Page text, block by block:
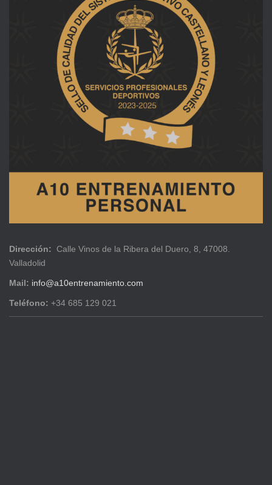
Dirección: Calle Vinos de la Ribera del Duero, 8, 47008.
Valladolid
Mail: info@a10entrenamiento.com
Teléfono: +34 685 129 021